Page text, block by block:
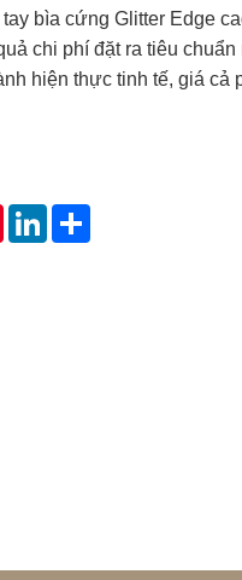
bìa cứng Glitter Edge
chi phí đặt ra tiêu
hiện thực tinh tế, giá cả
PinterestLinkedIn